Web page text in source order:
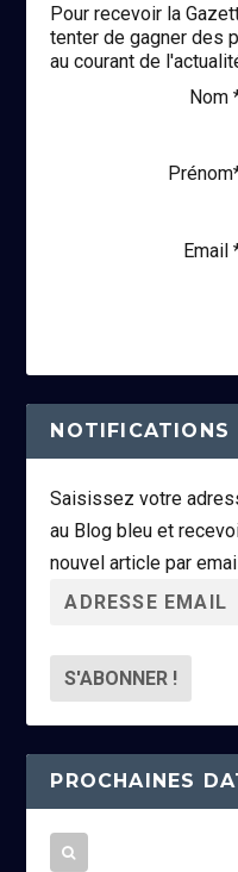
Pour recevoir la
tenter de gagner des
au courant de
Nom
Email
NOTIFICATIONS
Saisissez votre
au Blog bleu et
nouvel article par
r
s
s
e
m
PROCHAINES